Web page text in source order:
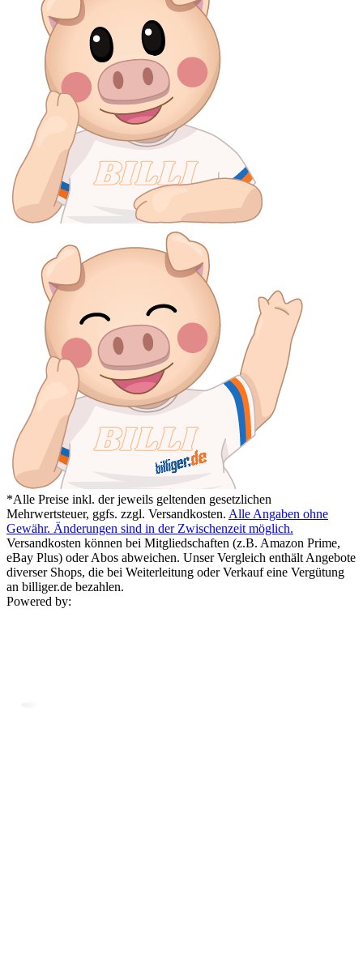
*Alle Preise inkl. der jeweils geltenden gesetzlichen
Mehrwertsteuer, ggfs. zzgl. Versandkosten. Alle Angaben ohne
Gewähr. Änderungen sind in der Zwischenzeit möglich.
Versandkosten können bei Mitgliedschaften (z.B. Amazon Prime,
eBay Plus) oder Abos abweichen. Unser Vergleich enthält Angebote
diverser Shops, die bei Weiterleitung oder Verkauf eine Vergütung
an billiger.de bezahlen.
Powered by: